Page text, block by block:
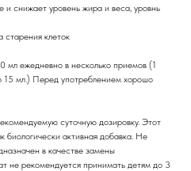
и снижает уровень жира и веса, уровнь
клеток
мл ежедневно в несколько приемов (1
15 мл.) Перед употреблением хорошо
суточную дозировку. Этот
биологически активная добавка. Не
в качестве замены
не рекомендуется принимать детям до 3